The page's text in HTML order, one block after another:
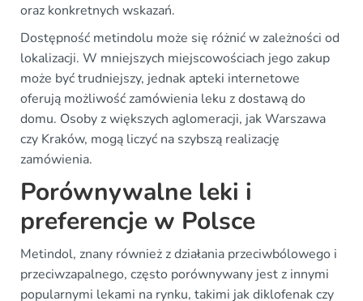
oraz konkretnych wskazań.
Dostępność metindolu może się różnić w zależności od
lokalizacji. W mniejszych miejscowościach jego zakup
może być trudniejszy, jednak apteki internetowe
oferują możliwość zamówienia leku z dostawą do
domu. Osoby z większych aglomeracji, jak Warszawa
czy Kraków, mogą liczyć na szybszą realizację
zamówienia.
Porównywalne leki i
preferencje w Polsce
Metindol, znany również z działania przeciwbólowego i
przeciwzapalnego, często porównywany jest z innymi
popularnymi lekami na rynku, takimi jak diklofenak czy